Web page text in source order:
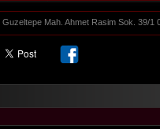
Guzeltepe Mah. Ahmet Rasim Sok. 39/